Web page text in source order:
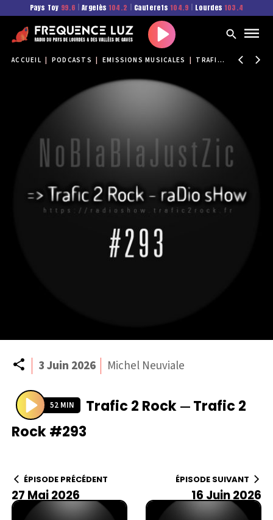
Pays Toy 99.6 Argelès 104.2 Cauterets 104.9 Lourdes 103.4
Play
ACCUEIL PODCASTS EMISSIONS MUSICALES TRAFIC 2 ROCK |
Partager
3 Juin 2026 Michel Neuviale
P
l
52 MIN Trafic 2 Rock—Trafic 2
Rock #293
ÉPISODE PRÉCÉDENT
27 Mai 2026
ÉPISODE SUIVANT
16 Juin 2026